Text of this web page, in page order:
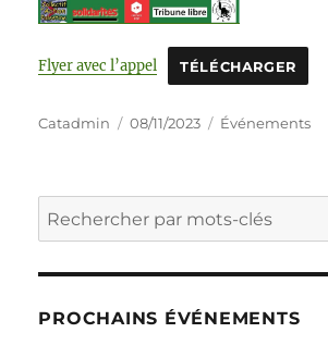
Flyer avec l’appel TÉLÉCHARGER
Catadmin 08/11/2023 Événements
PROCHAINS ÉVÉNEMENTS